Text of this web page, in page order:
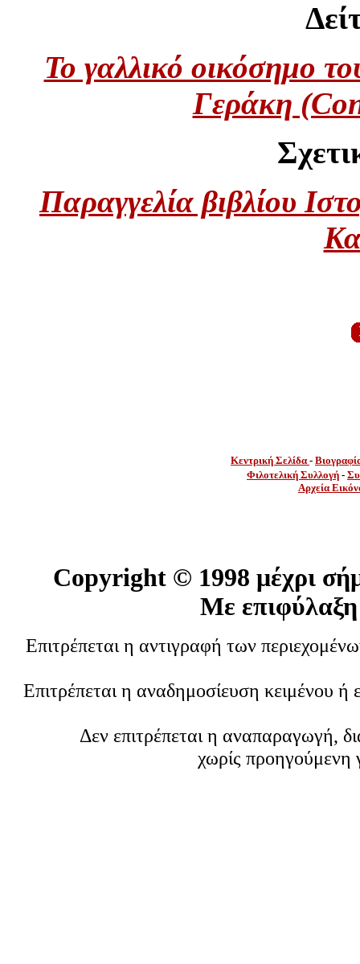
Το γαλλικό οικόσημο
Γεράκη
Παραγγελία βιβλίου
Κεντρική Σελίδα -
Φιλοτελική Συλλογή -
Αρχεία
Copyright © 1998 μέχρι
Με επιφύλαξη
Επιτρέπεται η αντιγραφή των
Επιτρέπεται η αναδημοσίευση κειμένου
Δεν επιτρέπεται η αναπαραγωγή,
χωρίς προηγούμενη